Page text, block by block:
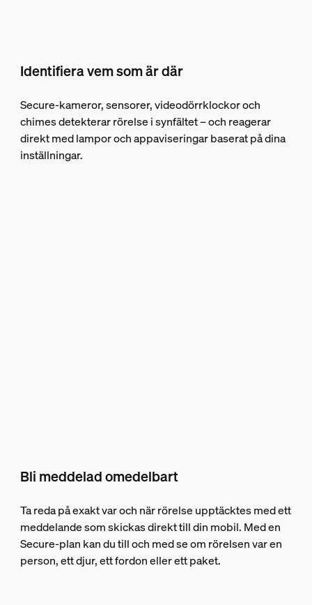
Identifiera vem som är där
Secure-kameror, sensorer, videodörrklockor och
chimes detekterar rörelse i synfältet – och reagerar
direkt med lampor och appaviseringar baserat på dina
inställningar.
Bli meddelad omedelbart
Ta reda på exakt var och när rörelse upptäcktes med ett
meddelande som skickas direkt till din mobil. Med en
Secure-plan kan du till och med se om rörelsen var en
person, ett djur, ett fordon eller ett paket.